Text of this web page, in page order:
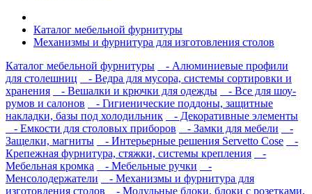
Каталог мебельной фурнитуры
Механизмы и фурнитура для изготовления столов
Каталог мебельной фурнитуры
- Алюминиевые профили
для столешниц
- Ведра для мусора, системы сортировки и
хранения
- Вешалки и крючки для одежды
- Все для шоу-
румов и салонов
- Гигиенические поддоны, защитные
накладки, базы под холодильник
- Декоративные элементы
- Емкости для столовых приборов
- Замки для мебели
-
Защелки, магниты
- Интерьерные решения Servetto Cose
-
Крепежная фурнитура, стяжки, системы крепления
-
Мебельная кромка
- Мебельные ручки
-
Менсолодержатели
- Механизмы и фурнитура для
изготовления столов
- Модульные блоки, блоки с розетками,